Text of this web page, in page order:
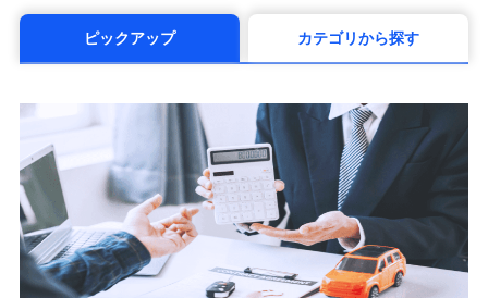
（https://www.msa-life.co.jp/）
メットライフ生命株式会社(https://www.metlife.co.jp/)
■少額短期保険
株式会社アシロ少額短期保険 (https://kailash.co.jp/)
SBIいきいき少額短期保険会社 (https://www.i-
sedai.com/)
SBIペット少額短期保険株式会社 (https://www.sbipet-
ssi.co.jp/)
SBIリスタ少額短期保険会社
ピックアップ カテゴリから探す